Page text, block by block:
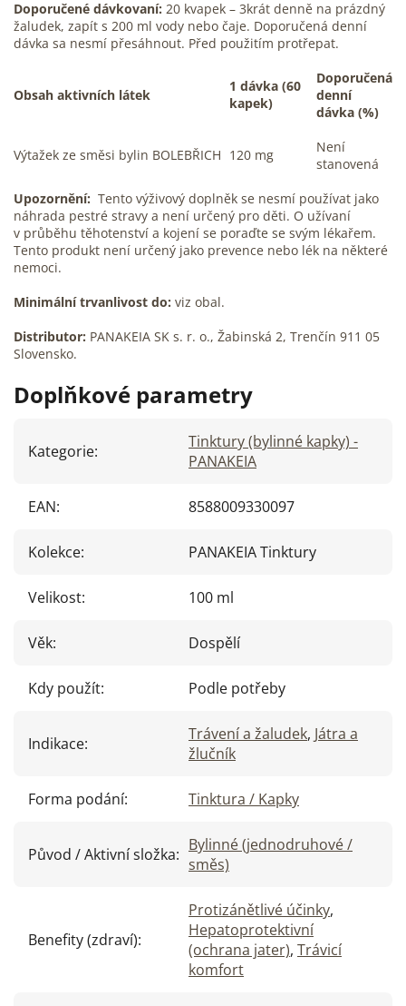
Doporučené dávkovaní: 20 kvapek – 3krát denně na prázdný
žaludek, zapít s 200 ml vody nebo čaje. Doporučená denní
dávka sa nesmí přesáhnout. Před použitím protřepat.
Obsah aktivních látek
1 dávka (60
kapek)
Doporučená
denní
dávka (%)
Výtažek ze směsi bylin BOLEBŘICH 120 mg
Není
stanovená
Upozornění: Tento výživový doplněk se nesmí používat jako
náhrada pestré stravy a není určený pro děti. O užívaní
v průběhu těhotenství a kojení se poraďte se svým lékařem.
Tento produkt není určený jako prevence nebo lék na některé
nemoci.
Minimální trvanlivost do: viz obal.
Distributor: PANAKEIA SK s. r. o., Žabinská 2, Trenčín 911 05
Slovensko.
Doplňkové parametry
Kategorie:
Tinktury (bylinné kapky) -
PANAKEIA
EAN: 8588009330097
Kolekce: PANAKEIA Tinktury
Velikost: 100 ml
Věk: Dospělí
Kdy použít: Podle potřeby
Indikace: Trávení a žaludek, Játra a
žlučník
Forma podání: Tinktura / Kapky
Původ / Aktivní složka: Bylinné (jednodruhové /
směs)
Benefity (zdraví):
Protizánětlivé účinky,
Hepatoprotektivní
(ochrana jater), Trávicí
komfort